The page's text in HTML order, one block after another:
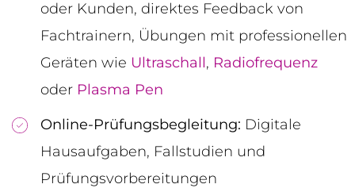
oder Kunden, direktes Feedback von
Fachtrainern, Übungen mit professionellen
Geräten wie Ultraschall, Radiofrequenz
oder Plasma Pen
Online-Prüfungsbegleitung: Digitale
Hausaufgaben, Fallstudien und
Prüfungsvorbereitungen